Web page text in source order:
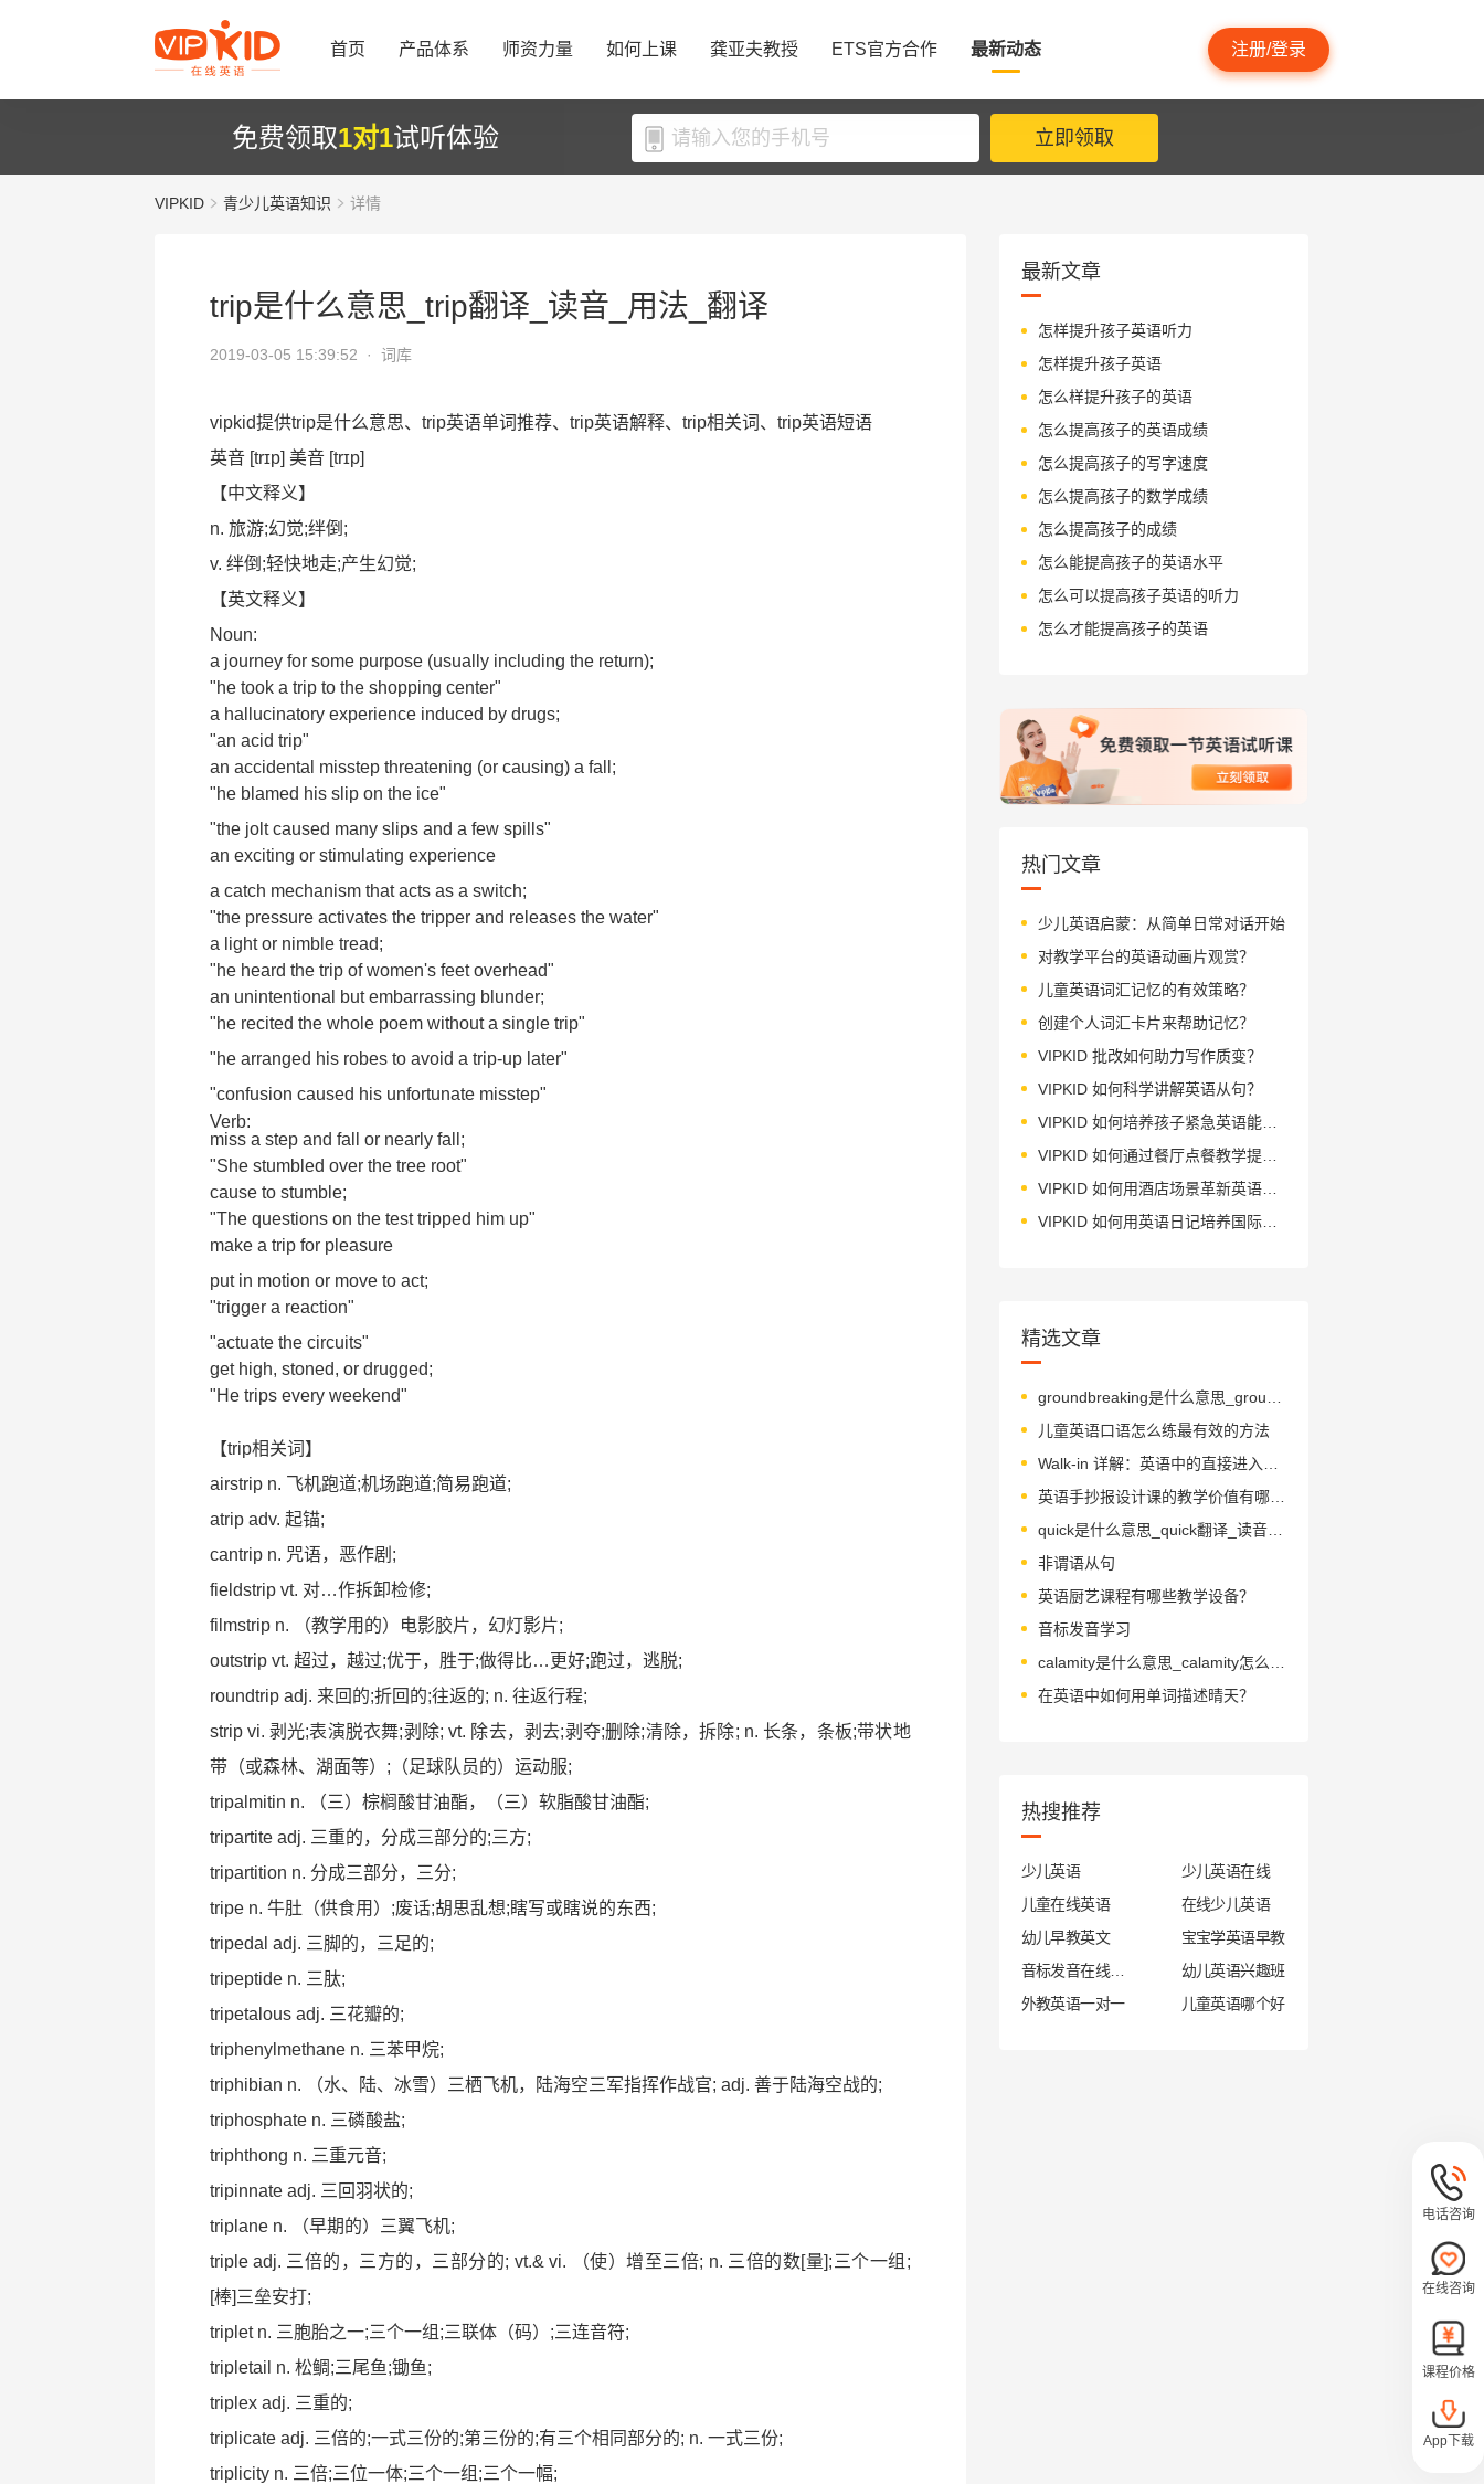
首页 产品体系 师资力量 如何上课 龚亚夫教授 ETS官方合作 最新动态 注册/登录
免费领取1对1试听体验 立即领取
VIPKID 青少儿英语知识 详情
trip是什么意思_trip翻译_读音_用法_翻译
2019-03-05 15:39:52 · 词库
vipkid提供trip是什么意思、trip英语单词推荐、trip英语解释、trip相关词、trip英语短语
英音 [trɪp] 美音 [trɪp]
【中文释义】
n. 旅游;幻觉;绊倒;
v. 绊倒;轻快地走;产生幻觉;
【英文释义】
Noun:
a journey for some purpose (usually including the return);
"he took a trip to the shopping center"
a hallucinatory experience induced by drugs;
"an acid trip"
an accidental misstep threatening (or causing) a fall;
"he blamed his slip on the ice"
"the jolt caused many slips and a few spills"
an exciting or stimulating experience
a catch mechanism that acts as a switch;
"the pressure activates the tripper and releases the water"
a light or nimble tread;
"he heard the trip of women's feet overhead"
an unintentional but embarrassing blunder;
"he recited the whole poem without a single trip"
"he arranged his robes to avoid a trip-up later"
"confusion caused his unfortunate misstep"
Verb:
miss a step and fall or nearly fall;
"She stumbled over the tree root"
cause to stumble;
"The questions on the test tripped him up"
make a trip for pleasure
put in motion or move to act;
"trigger a reaction"
"actuate the circuits"
get high, stoned, or drugged;
"He trips every weekend"
【trip相关词】
airstrip n. 飞机跑道;机场跑道;简易跑道;
atrip adv. 起锚;
cantrip n. 咒语，恶作剧;
fieldstrip vt. 对…作拆卸检修;
filmstrip n. （教学用的）电影胶片，幻灯影片;
outstrip vt. 超过，越过;优于，胜于;做得比…更好;跑过，逃脱;
roundtrip adj. 来回的;折回的;往返的; n. 往返行程;
strip vi. 剥光;表演脱衣舞;剥除; vt. 除去，剥去;剥夺;删除;清除，拆除; n. 长条，条板;带状地
带（或森林、湖面等）;（足球队员的）运动服;
tripalmitin n. （三）棕榈酸甘油酯，（三）软脂酸甘油酯;
tripartite adj. 三重的，分成三部分的;三方;
tripartition n. 分成三部分，三分;
tripe n. 牛肚（供食用）;废话;胡思乱想;瞎写或瞎说的东西;
tripedal adj. 三脚的，三足的;
tripeptide n. 三肽;
tripetalous adj. 三花瓣的;
triphenylmethane n. 三苯甲烷;
triphibian n. （水、陆、冰雪）三栖飞机，陆海空三军指挥作战官; adj. 善于陆海空战的;
triphosphate n. 三磷酸盐;
triphthong n. 三重元音;
tripinnate adj. 三回羽状的;
triplane n. （早期的）三翼飞机;
triple adj. 三倍的，三方的，三部分的; vt.& vi. （使）增至三倍; n. 三倍的数[量];三个一组;
[棒]三垒安打;
triplet n. 三胞胎之一;三个一组;三联体（码）;三连音符;
tripletail n. 松鲷;三尾鱼;锄鱼;
triplex adj. 三重的;
triplicate adj. 三倍的;一式三份的;第三份的;有三个相同部分的; n. 一式三份;
triplicity n. 三倍;三位一体;三个一组;三个一幅;
最新文章
怎样提升孩子英语听力
怎样提升孩子英语
怎么样提升孩子的英语
怎么提高孩子的英语成绩
怎么提高孩子的写字速度
怎么提高孩子的数学成绩
怎么提高孩子的成绩
怎么能提高孩子的英语水平
怎么可以提高孩子英语的听力
怎么才能提高孩子的英语
热门文章
少儿英语启蒙：从简单日常对话开始
对教学平台的英语动画片观赏？
儿童英语词汇记忆的有效策略？
创建个人词汇卡片来帮助记忆？
VIPKID 批改如何助力写作质变？
VIPKID 如何科学讲解英语从句？
VIPKID 如何培养孩子紧急英语能力？
VIPKID 如何通过餐厅点餐教学提升少儿英语应用能力？
VIPKID 如何用酒店场景革新英语教学？
VIPKID 如何用英语日记培养国际化人才？
精选文章
儿童英语口语怎么练最有效的方法
英语手抄报设计课的教学价值有哪些？
quick是什么意思_quick翻译_读音_用法_翻译
非谓语从句
英语厨艺课程有哪些教学设备？
音标发音学习
在英语中如何用单词描述晴天？
热搜推荐
少儿英语
少儿英语在线
儿童在线英语
在线少儿英语
幼儿早教英文
宝宝学英语早教
幼儿英语兴趣班
外教英语一对一
儿童英语哪个好
电话咨询
在线咨询
课程价格
App下载